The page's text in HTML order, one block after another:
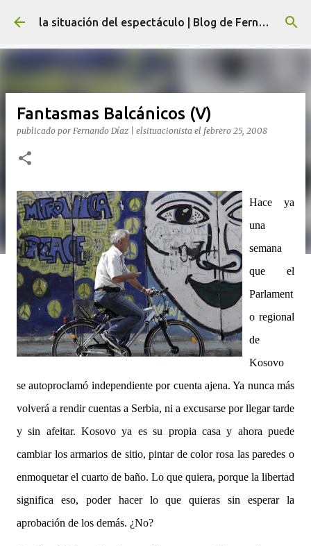
Ir al contenido principal la situación del espectáculo | Blog de Fernando Díaz
Fantasmas Balcánicos (V)
publicado por Fernando Díaz | elsituacionista el febrero 25, 2008
Hace ya
una
semana
que el
Parlament
o regional
de
Kosovo
se autoproclamó independiente por cuenta ajena. Ya nunca más
volverá a rendir cuentas a Serbia, ni a excusarse por llegar tarde
y sin afeitar. Kosovo ya es su propia casa y ahora puede
cambiar los armarios de sitio, pintar de color rosa las paredes o
enmoquetar el cuarto de baño. Lo que quiera, porque la libertad
significa eso, poder hacer lo que quieras sin esperar la
aprobación de los demás. ¿No?